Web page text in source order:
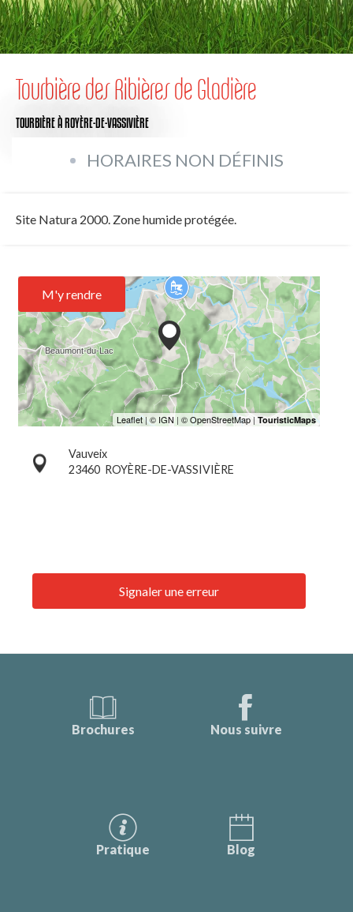
Tourbière des Ribières de Gladière
TOURBIÈREÀ ROYÈRE-DE-VASSIVIÈRE
HORAIRES NON DÉFINIS
Site Natura 2000. Zone humide protégée.
M'y rendre
Vauveix
23460 ROYÈRE-DE-VASSIVIÈRE
Signaler une erreur
Brochures Nous suivre
Pratique Blog